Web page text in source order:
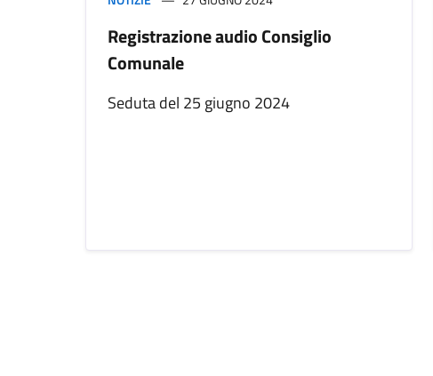
Registrazione audio Consiglio
Comunale
Seduta del 25 giugno 2024